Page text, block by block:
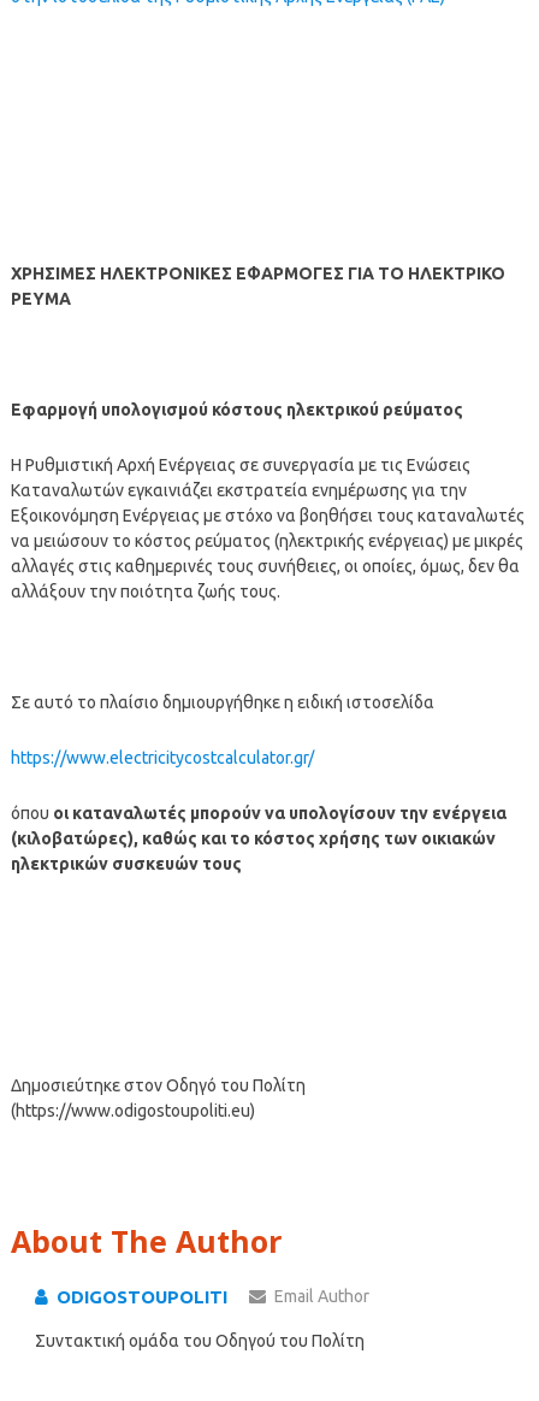
ΧΡΗΣΙΜΕΣ ΗΛΕΚΤΡΟΝΙΚΕΣ ΕΦΑΡΜΟΓΕΣ ΓΙΑ ΤΟ ΗΛΕΚΤΡΙΚΟ
ΡΕΥΜΑ
Εφαρμογή υπολογισμού κόστους ηλεκτρικού ρεύματος
Η Ρυθμιστική Αρχή Ενέργειας σε συνεργασία με τις Ενώσεις
Καταναλωτών εγκαινιάζει εκστρατεία ενημέρωσης για την
Εξοικονόμηση Ενέργειας με στόχο να βοηθήσει τους καταναλωτές
να μειώσουν το κόστος ρεύματος (ηλεκτρικής ενέργειας) με μικρές
αλλαγές στις καθημερινές τους συνήθειες, οι οποίες, όμως, δεν θα
αλλάξουν την ποιότητα ζωής τους.
Σε αυτό το πλαίσιο δημιουργήθηκε η ειδική ιστοσελίδα
https://www.electricitycostcalculator.gr/
όπου οι καταναλωτές μπορούν να υπολογίσουν την ενέργεια
(κιλοβατώρες), καθώς και το κόστος χρήσης των οικιακών
ηλεκτρικών συσκευών τους
Δημοσιεύτηκε στον Οδηγό του Πολίτη
(https://www.odigostoupoliti.eu)
About The Author
ODIGOSTOUPOLITI Email Author
Συντακτική ομάδα του Οδηγού του Πολίτη